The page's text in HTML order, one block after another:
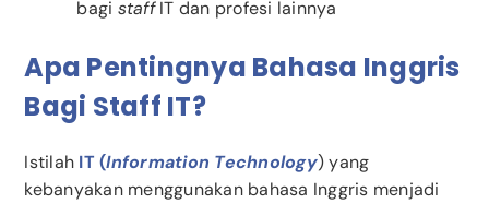
bagi staffIT dan profesi lainnya
Apa Pentingnya Bahasa Inggris
Bagi Staff IT?
Istilah IT (Information Technology) yang
kebanyakan menggunakan bahasa Inggris menjadi